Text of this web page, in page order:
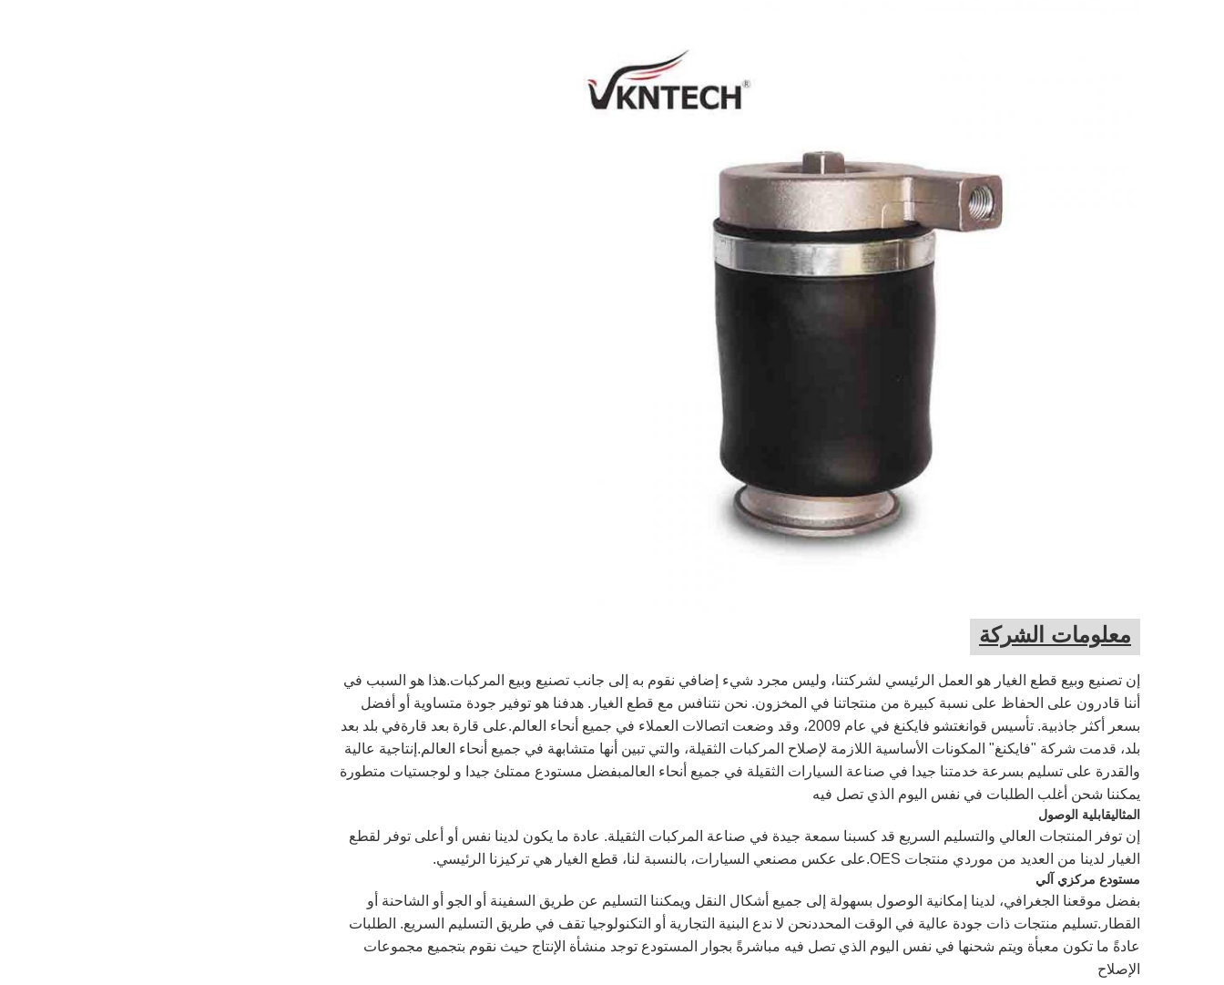
معلومات الشركة
إن تصنيع وبيع قطع الغيار هو العمل الرئيسي لشركتنا، وليس مجرد شيء إضافي نقوم به إلى جانب تصنيع وبيع المركبات.هذا هو السبب في
أننا قادرون على الحفاظ على نسبة كبيرة من منتجاتنا في المخزون. نحن نتنافس مع قطع الغيار. هدفنا هو توفير جودة متساوية أو أفضل
بسعر أكثر جاذبية. تأسيس قوانغتشو فايكنغ في عام 2009، وقد وضعت اتصالات العملاء في جميع أنحاء العالم.على قارة بعد قارةفي بلد بعد
بلد، قدمت شركة "فايكنغ" المكونات الأساسية اللازمة لإصلاح المركبات الثقيلة، والتي تبين أنها متشابهة في جميع أنحاء العالم.إنتاجية عالية
والقدرة على تسليم بسرعة خدمتنا جيدا في صناعة السيارات الثقيلة في جميع أنحاء العالمبفضل مستودع ممتلئ جيدا و لوجستيات متطورة
يمكننا شحن أغلب الطلبات في نفس اليوم الذي تصل فيه
المثاليقابلية الوصول
إن توفر المنتجات العالي والتسليم السريع قد كسبنا سمعة جيدة في صناعة المركبات الثقيلة. عادة ما يكون لدينا نفس أو أعلى توفر لقطع
الغيار لدينا من العديد من موردي منتجات OES.على عكس مصنعي السيارات، بالنسبة لنا، قطع الغيار هي تركيزنا الرئيسي.
مستودع مركزي آلي
بفضل موقعنا الجغرافي، لدينا إمكانية الوصول بسهولة إلى جميع أشكال النقل ويمكننا التسليم عن طريق السفينة أو الجو أو الشاحنة أو
القطار.تسليم منتجات ذات جودة عالية في الوقت المحددنحن لا ندع البنية التجارية أو التكنولوجيا تقف في طريق التسليم السريع. الطلبات
عادةً ما تكون معبأة ويتم شحنها في نفس اليوم الذي تصل فيه مباشرةً بجوار المستودع توجد منشأة الإنتاج حيث نقوم بتجميع مجموعات
الإصلاح